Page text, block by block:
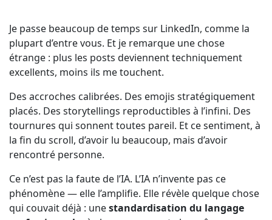
Je passe beaucoup de temps sur LinkedIn, comme la
plupart d’entre vous. Et je remarque une chose
étrange : plus les posts deviennent techniquement
excellents, moins ils me touchent.
Des accroches calibrées. Des emojis stratégiquement
placés. Des storytellings reproductibles à l’infini. Des
tournures qui sonnent toutes pareil. Et ce sentiment, à
la fin du scroll, d’avoir lu beaucoup, mais d’avoir
rencontré personne.
Ce n’est pas la faute de l’IA. L’IA n’invente pas ce
phénomène — elle l’amplifie. Elle révèle quelque chose
qui couvait déjà : unestandardisation du langage